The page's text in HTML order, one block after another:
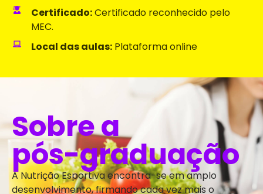
Certificado:Certificado reconhecido pelo
MEC.
Local das aulas:Plataforma online
Sobre a
pós-graduação
A Nutrição Esportiva encontra-se em amplo
desenvolvimento, firmando cada vez mais o